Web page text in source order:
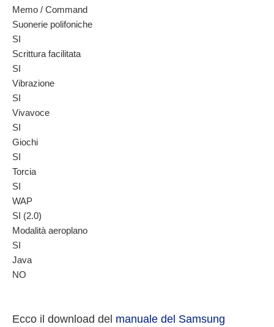
Memo / Command
Suonerie polifoniche
SI
Scrittura facilitata
SI
Vibrazione
SI
Vivavoce
SI
Giochi
SI
Torcia
SI
WAP
SI (2.0)
Modalità aeroplano
SI
Java
NO
Ecco il download del manuale del Samsung